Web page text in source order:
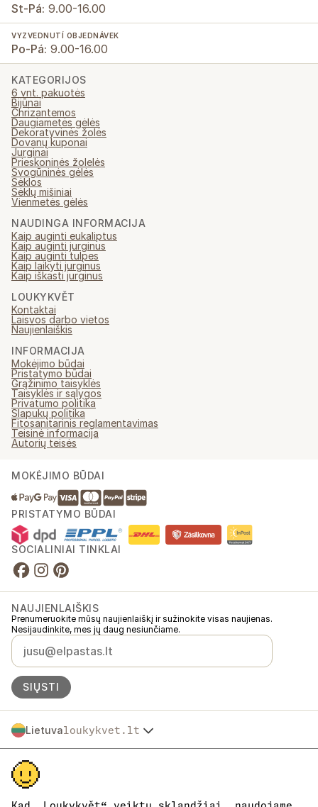
St-Pá: 9.00-16.00
VYZVEDNUTÍ OBJEDNÁVEK
Po-Pá: 9.00-16.00
KATEGORIJOS
6 vnt. pakuotės
Bijūnai
Chrizantemos
Daugiametės gėlės
Dekoratyvinės žolės
Dovanų kuponai
Jurginai
Prieskoninės žolelės
Svogūninės gėlės
Sėklos
Sėklų mišiniai
Vienmetės gėlės
NAUDINGA INFORMACIJA
Kaip auginti eukaliptus
Kaip auginti jurginus
Kaip auginti tulpes
Kaip laikyti jurginus
Kaip iškasti jurginus
LOUKYKVĚT
Kontaktai
Laisvos darbo vietos
Naujienlaiškis
INFORMACIJA
Mokėjimo būdai
Pristatymo būdai
Grąžinimo taisyklės
Taisyklės ir sąlygos
Privatumo politika
Slapukų politika
Fitosanitarinis reglamentavimas
Teisinė informacija
Autorių teisės
MOKĖJIMO BŪDAI
PRISTATYMO BŪDAI
SOCIALINIAI TINKLAI
NAUJIENLAIŠKIS
Prenumeruokite mūsų naujienlaiškį ir sužinokite visas naujienas.
Nesijaudinkite, mes jų daug nesiunčiame.
SIŲSTI
Lietuvaloukykvet.lt
Česko
Slovensko
Polska
Österreich
Deutschland
Loukykvět s.r.o. yra registruota Prahos miesto teismo komerciniame
registre, C skyrius, byla 268616.
EKF00180493.